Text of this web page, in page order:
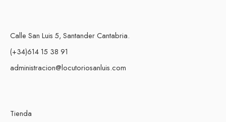
Calle San Luis 5, Santander Cantabria.
(+34)614 15 38 91
administracion@locutoriosanluis.com
Tienda